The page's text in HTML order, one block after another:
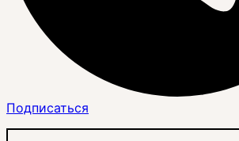
Подписаться